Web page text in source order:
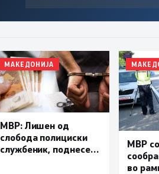
МАКЕДОНИЈА
МВР: Лишен од
слобода полициски
службеник, поднесена
МВР
во